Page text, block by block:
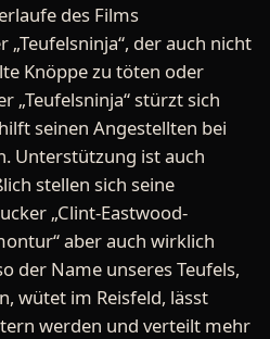
des Films
der auch nicht
Knöppe zu töten oder
„Teufelsninja“ stürzt sich
seinen Angestellten bei
Unterstützung ist auch
stellen sich seine
„Clint-Eastwood-
aber auch wirklich
der Name unseres Teufels,
wütet im Reisfeld, lässt
werden und verteilt mehr